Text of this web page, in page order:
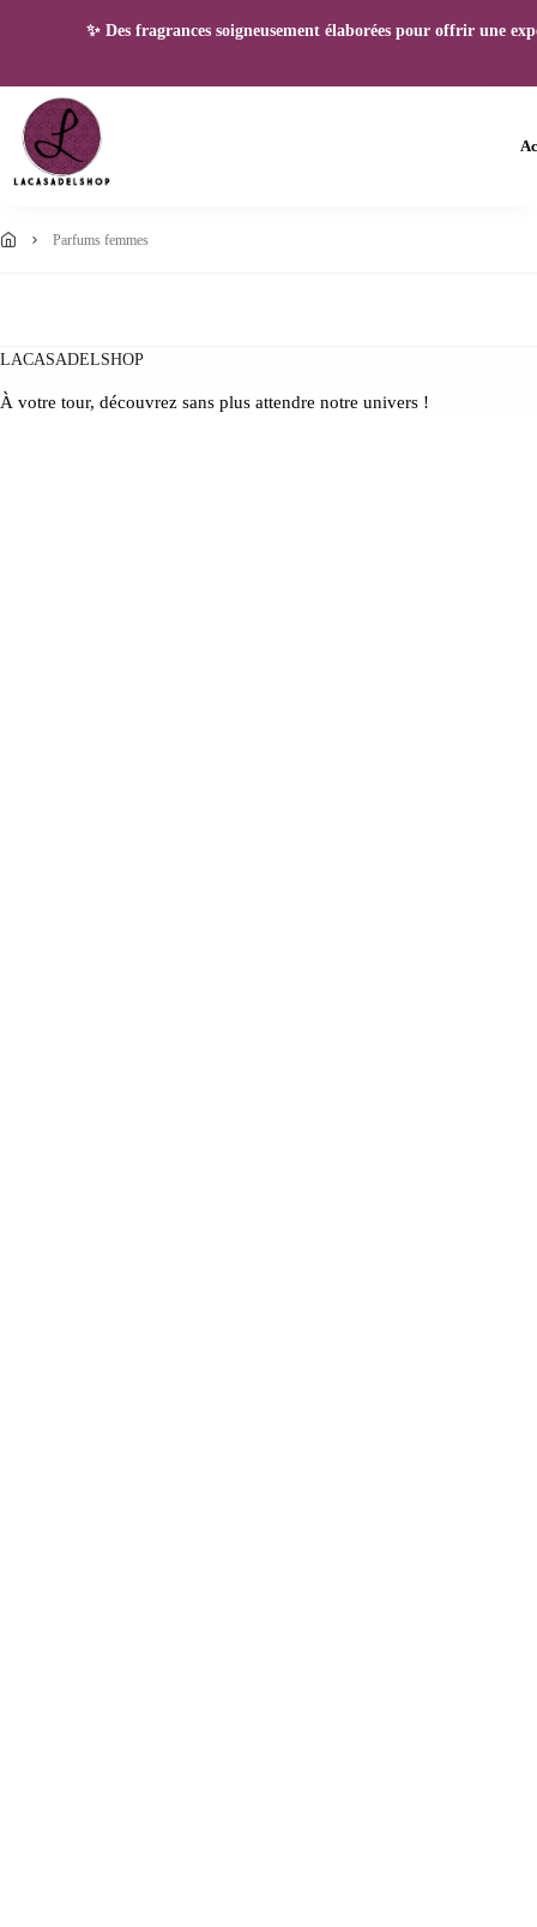
✨ Des fragrances soigneusement élaborées pour offrir une
parfums femmes
LACASADELSHOP
À votre tour, découvrez sans plus attendre notre univers !